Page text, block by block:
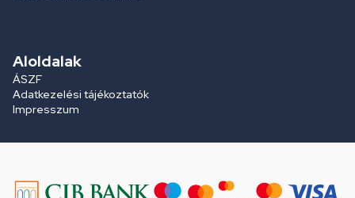
Aloldalak
ÁSZF
Adatkezelési tájékoztatók
Impresszum